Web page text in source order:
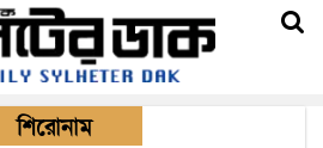
শিরোনাম